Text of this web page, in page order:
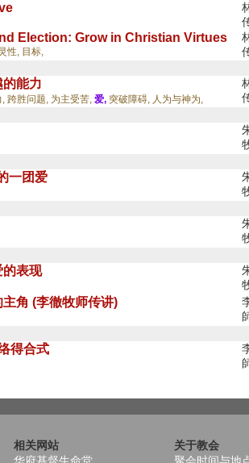
Election: Grow in Christian Virtues
性, 目标,
能力
, 跨胜问题, 为主受苦, 爱, 突破障碍, 人为与神为,
一团爱
的表现
角 (李徹牧师传讲)
得合式
相关网站 关于教会